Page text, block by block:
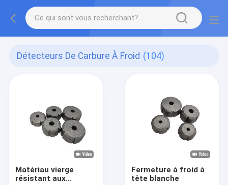
Détecteurs De Carbure À Froid (104)
Matériau vierge
résistant aux
Fermeture à froid à
tête blanche